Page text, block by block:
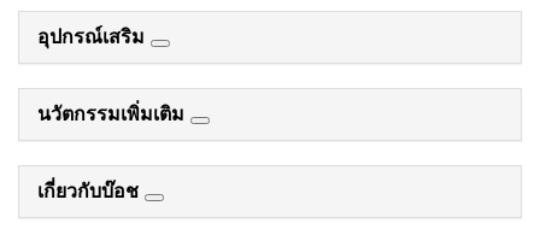
อุปกรณ์เสริม
นวัตกรรมเพิ่มเติม
เกี่ยวกับบ๊อช